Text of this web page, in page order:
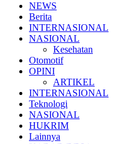
NEWS
Berita
INTERNASIONAL
NASIONAL
Kesehatan
Otomotif
OPINI
ARTIKEL
INTERNASIONAL
Teknologi
NASIONAL
HUKRIM
Lainnya